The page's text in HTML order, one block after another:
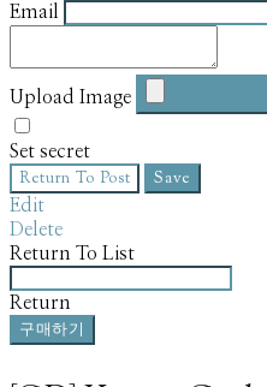
Email
Upload Image
Set secret
Return To Post Save
Edit
Delete
Return To List
Return
구매하기